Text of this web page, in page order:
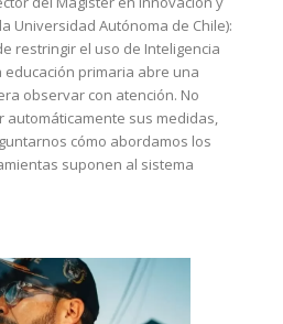
Universidad Autónoma de Chile):
restringir el uso de Inteligencia
primaria abre una
observar con atención. No
automáticamente sus medidas,
cómo abordamos los
suponen al sistema